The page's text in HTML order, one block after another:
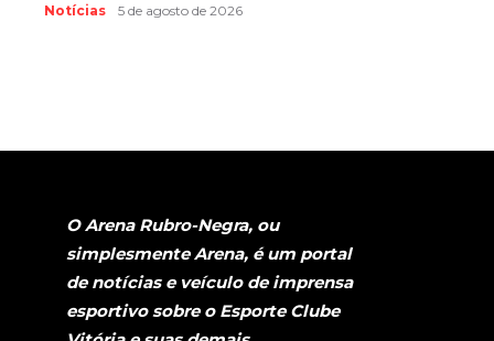
Notícias 5 de agosto de 2026
O Arena Rubro-Negra, ou
simplesmente Arena, é um portal
de notícias e veículo de imprensa
esportivo sobre o Esporte Clube